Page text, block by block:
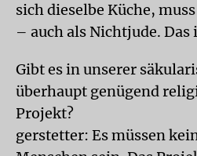
sich dieselbe Küche,
– auch als Nichtjude. Das
Gibt es in unserer
überhaupt genügend
Projekt?
gerstetter: Es müssen